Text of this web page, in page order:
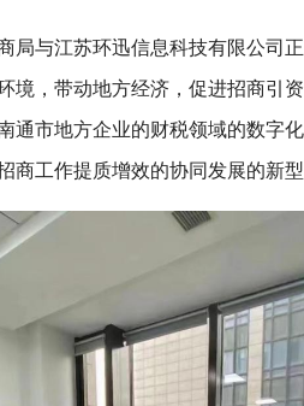
局与江苏环迅信息科技有限公司
境，带动地方经济，促进招商引
通市地方企业的财税领域的数字
商工作提质增效的协同发展的新